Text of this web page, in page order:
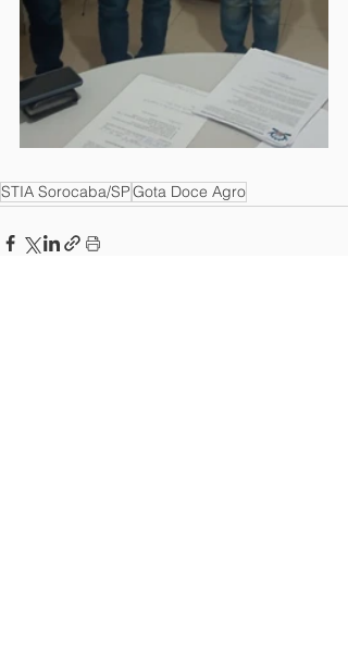
STIA Sorocaba/SPGota Doce Agro